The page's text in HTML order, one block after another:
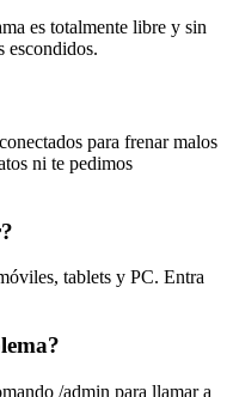
es totalmente libre y sin
escondidos.
para frenar malos
ni te pedimos
tablets y PC. Entra
/admin para llamar a